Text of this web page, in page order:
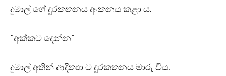
දුමාල් ගේ දුරකතනය අංකනය කළා ය.
“අක්කට දෙන්න”
දුමාල් අතින් ආදිත්‍යා ට දුරකතනය මාරු විය.